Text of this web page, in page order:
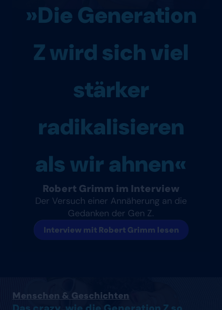
»Die Generation
Z wird sich viel
stärker
radikalisieren
als wir ahnen«
Robert Grimm im Interview
Der Versuch einer Annäherung an die
Gedanken der Gen Z.
Interview mit Robert Grimm lesen
Menschen & Geschichten